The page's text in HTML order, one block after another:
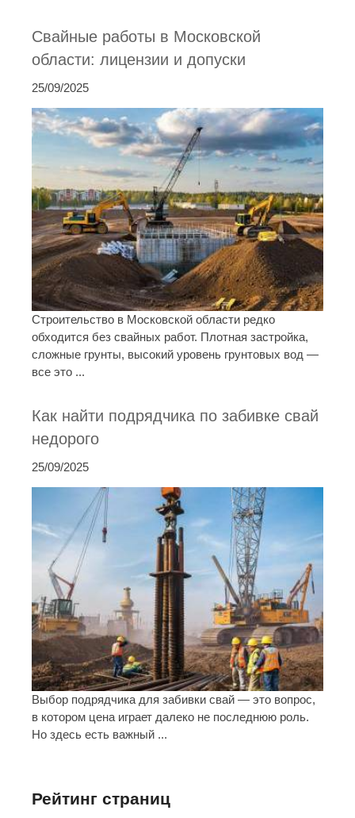
Свайные работы в Московской
области: лицензии и допуски
25/09/2025
Строительство в Московской области редко
обходится без свайных работ. Плотная застройка,
сложные грунты, высокий уровень грунтовых вод —
все это ...
Как найти подрядчика по забивке свай
недорого
25/09/2025
Выбор подрядчика для забивки свай — это вопрос,
в котором цена играет далеко не последнюю роль.
Но здесь есть важный ...
Рейтинг страниц